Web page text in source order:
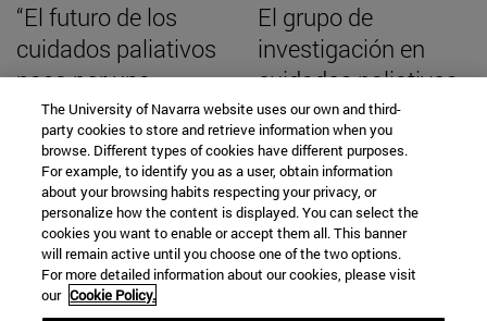
“El futuro de los
cuidados paliativos
pasa por una
formación
obligatoria en las
facultades”
El grupo de
investigación en
cuidados paliativos
de la Universidad,
designado centro
colaborador de la
OMS
The University of Navarra website uses our own and third-
party cookies to store and retrieve information when you
browse. Different types of cookies have different purposes.
For example, to identify you as a user, obtain information
about your browsing habits respecting your privacy, or
personalize how the content is displayed. You can select the
cookies you want to enable or accept them all. This banner
will remain active until you choose one of the two options.
For more detailed information about our cookies, please visit
our Cookie Policy.